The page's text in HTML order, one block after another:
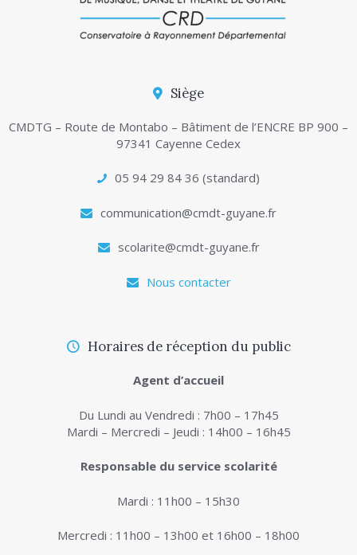
Siège
CMDTG – Route de Montabo – Bâtiment de l’ENCRE BP 900 –
97341 Cayenne Cedex
05 94 29 84 36 (standard)
communication@cmdt-guyane.fr
scolarite@cmdt-guyane.fr
Nous contacter
Horaires de réception du public
Agent d’accueil
Du Lundi au Vendredi : 7h00 – 17h45
Mardi – Mercredi – Jeudi : 14h00 – 16h45
Responsable du service scolarité
Mardi : 11h00 – 15h30
Mercredi : 11h00 – 13h00 et 16h00 – 18h00